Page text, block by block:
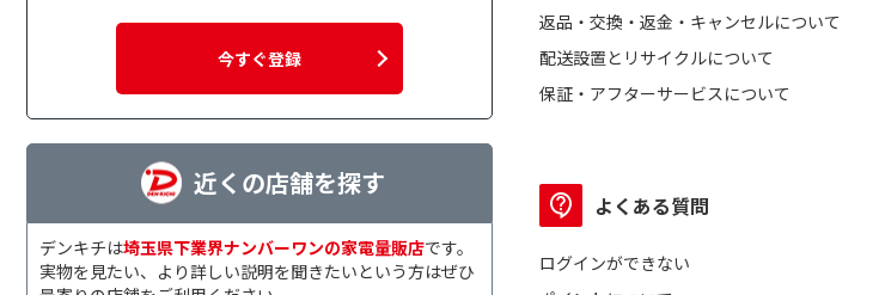
今すぐ登録
近くの店舗を探す
デンキチは埼玉県下業界ナンバーワンの家電量販店です。
実物を見たい、より詳しい説明を聞きたいという方はぜひ
返品・交換・返金・キャンセルについて
配送設置とリサイクルについて
保証・アフターサービスについて
よくある質問
ログインができない